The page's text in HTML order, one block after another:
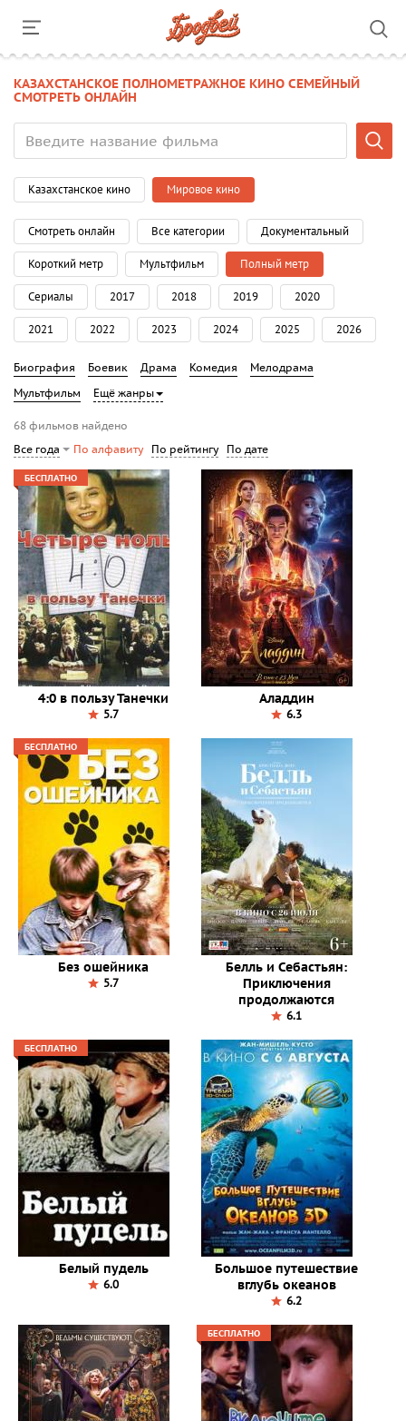
КАЗАХСТАНСКОЕ ПОЛНОМЕТРАЖНОЕ КИНО СЕМЕЙНЫЙ
СМОТРЕТЬ ОНЛАЙН
Казахстанское кино Мировое кино
Смотреть онлайн Все категории Документальный
Короткий метр Мультфильм Полный метр
Сериалы 2017 2018 2019 2020
2021 2022 2023 2024 2025 2026
Биография Боевик Драма Комедия
Мелодрама
Мультфильм
Ещё жанры
68 фильмов найдено
Все года
По алфавиту По рейтингу По дате
БЕСПЛАТНО
4:0 в пользу Танечки
5.7
Аладдин
6.3
БЕСПЛАТНО
Без ошейника
5.7
Белль и Себастьян:
Приключения
продолжаются
6.1
БЕСПЛАТНО
Белый пудель
6.0
Большое путешествие
вглубь океанов
6.2
БЕСПЛАТНО